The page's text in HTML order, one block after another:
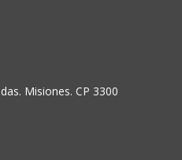
Misiones. CP 3300